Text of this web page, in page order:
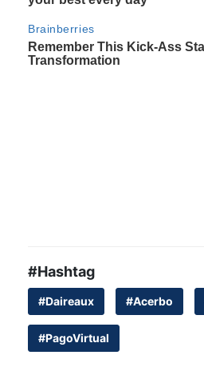
#Hashtag
#Daireaux #Acerbo
#PagoVirtual